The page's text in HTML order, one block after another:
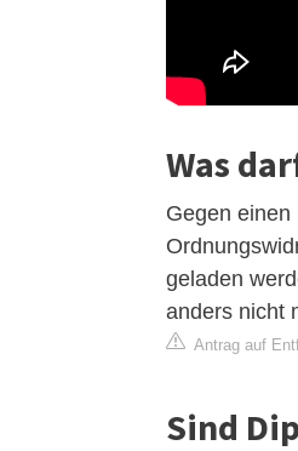
Was
Gegen
geladen
anders nicht
Antrag auf
Sind